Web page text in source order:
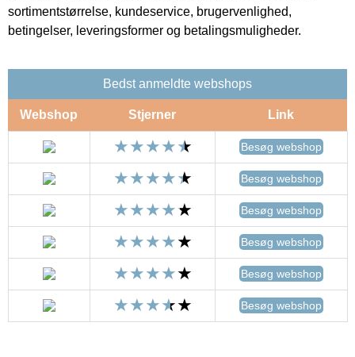
sortimentstørrelse, kundeservice, brugervenlighed,
betingelser, leveringsformer og betalingsmuligheder.
Bedst anmeldte webshops
Webshop Stjerner Link
Besøg webshop
Besøg webshop
Besøg webshop
Besøg webshop
Besøg webshop
Besøg webshop